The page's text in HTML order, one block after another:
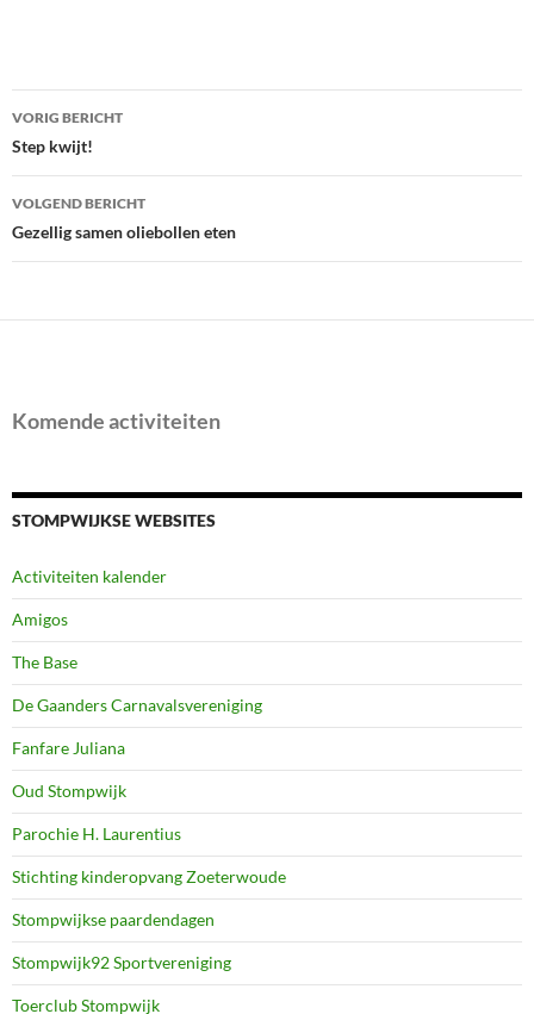
Bericht
navigatie
VORIG BERICHT
Step kwijt!
VOLGEND BERICHT
Gezellig samen oliebollen eten
Komende activiteiten
STOMPWIJKSE WEBSITES
Activiteiten kalender
Amigos
The Base
De Gaanders Carnavalsvereniging
Fanfare Juliana
Oud Stompwijk
Parochie H. Laurentius
Stichting kinderopvang Zoeterwoude
Stompwijkse paardendagen
Stompwijk92 Sportvereniging
Toerclub Stompwijk